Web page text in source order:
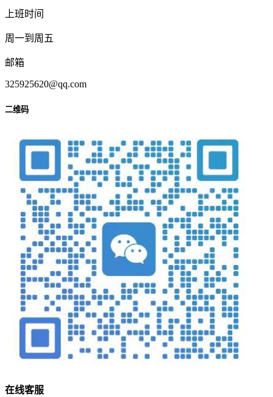
上班时间
周一到周五
邮箱
325925620@qq.com
二维码
在线客服